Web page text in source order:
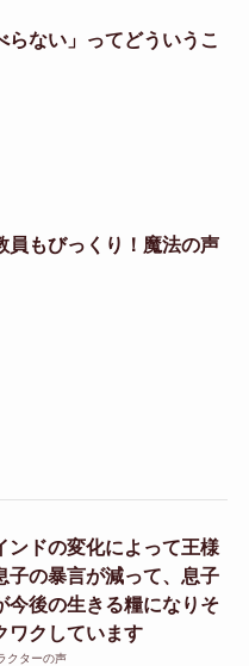
らない」ってどういうこ
員もびっくり！魔法の声
ンドの変化によって王様
子の暴言が減って、息子
今後の生きる糧になりそ
ワクしています
クターの声